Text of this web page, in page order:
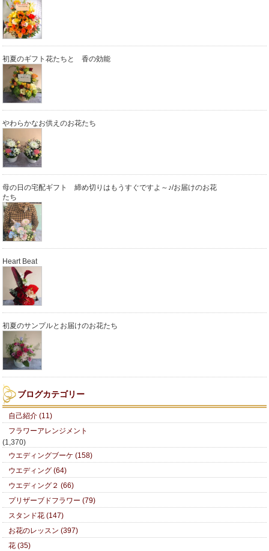
初夏のギフト花たちと 香の効能
やわらかなお供えのお花たち
母の日の宅配ギフト 締め切りはもうすぐですよ～♪/お届けのお花
たち
Heart Beat
初夏のサンプルとお届けのお花たち
ブログカテゴリー
自己紹介 (11)
フラワーアレンジメント
(1,370)
ウエディングブーケ (158)
ウエディング (64)
ウエディング２ (66)
プリザーブドフラワー (79)
スタンド花 (147)
お花のレッスン (397)
花 (35)